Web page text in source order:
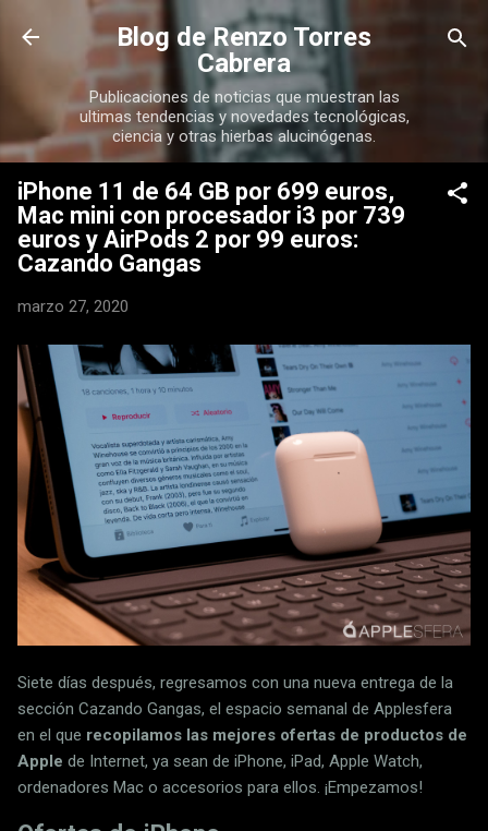
Ir al contenido principal
Blog de Renzo Torres
Cabrera
Publicaciones de noticias que muestran las
ultimas tendencias y novedades tecnológicas,
ciencia y otras hierbas alucinógenas.
iPhone 11 de 64 GB por 699 euros,
Mac mini con procesador i3 por 739
euros y AirPods 2 por 99 euros:
Cazando Gangas
marzo 27, 2020
Siete días después, regresamos con una nueva entrega de la
sección Cazando Gangas, el espacio semanal de Applesfera
en el que recopilamos las mejores ofertas de productos de
Apple de Internet, ya sean de iPhone, iPad, Apple Watch,
ordenadores Mac o accesorios para ellos. ¡Empezamos!